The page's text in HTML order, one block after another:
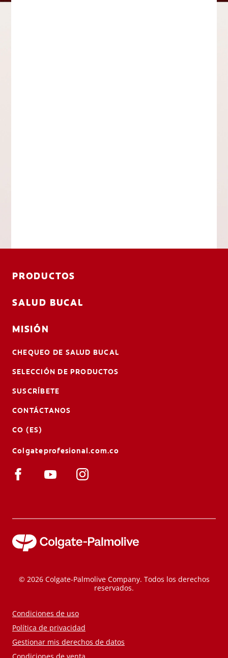
PRODUCTOS
SALUD BUCAL
MISIÓN
CHEQUEO DE SALUD BUCAL
SELECCIÓN DE PRODUCTOS
SUSCRÍBETE
CONTÁCTANOS
CO (ES)
Colgateprofesional.com.co
© 2026 Colgate-Palmolive Company. Todos los derechos
reservados.
Condiciones de uso
Política de privacidad
Gestionar mis derechos de datos